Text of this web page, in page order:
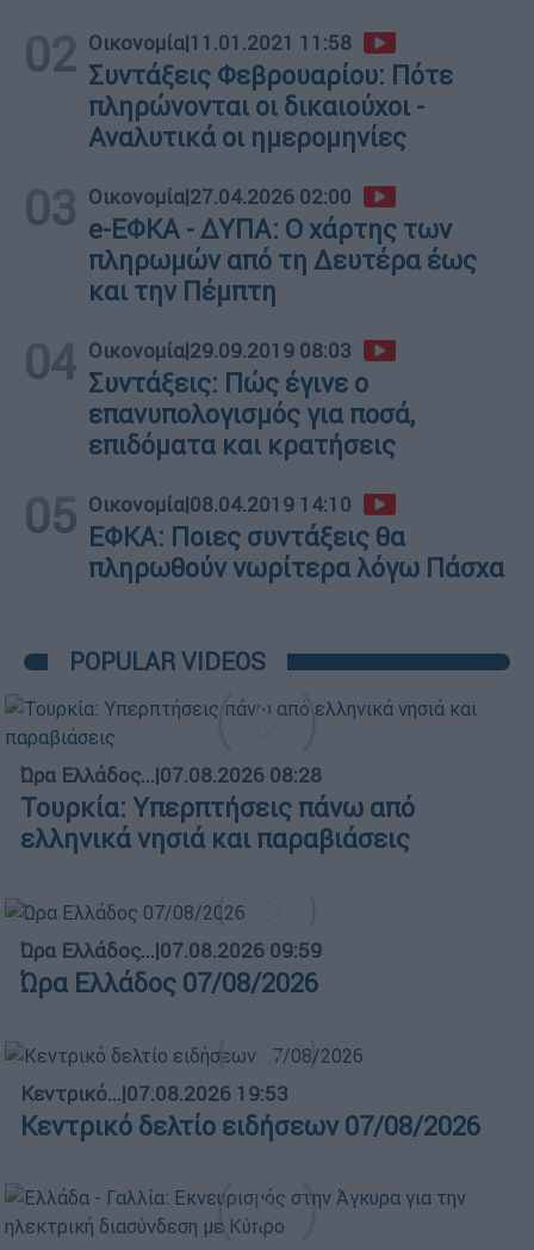
02 Οικονομία|11.01.2021 11:58
Συντάξεις Φεβρουαρίου: Πότε
πληρώνονται οι δικαιούχοι -
Αναλυτικά οι ημερομηνίες
03 Οικονομία|27.04.2026 02:00
e-ΕΦΚΑ - ΔΥΠΑ: Ο χάρτης των
πληρωμών από τη Δευτέρα έως
και την Πέμπτη
04 Οικονομία|29.09.2019 08:03
Συντάξεις: Πώς έγινε ο
επανυπολογισμός για ποσά,
επιδόματα και κρατήσεις
05 Οικονομία|08.04.2019 14:10
ΕΦΚΑ: Ποιες συντάξεις θα
πληρωθούν νωρίτερα λόγω Πάσχα
POPULAR VIDEOS
Ώρα Ελλάδος...|07.08.2026 08:28
Τουρκία: Υπερπτήσεις πάνω από
ελληνικά νησιά και παραβιάσεις
Ώρα Ελλάδος...|07.08.2026 09:59
Ώρα Ελλάδος 07/08/2026
Κεντρικό...|07.08.2026 19:53
Κεντρικό δελτίο ειδήσεων 07/08/2026